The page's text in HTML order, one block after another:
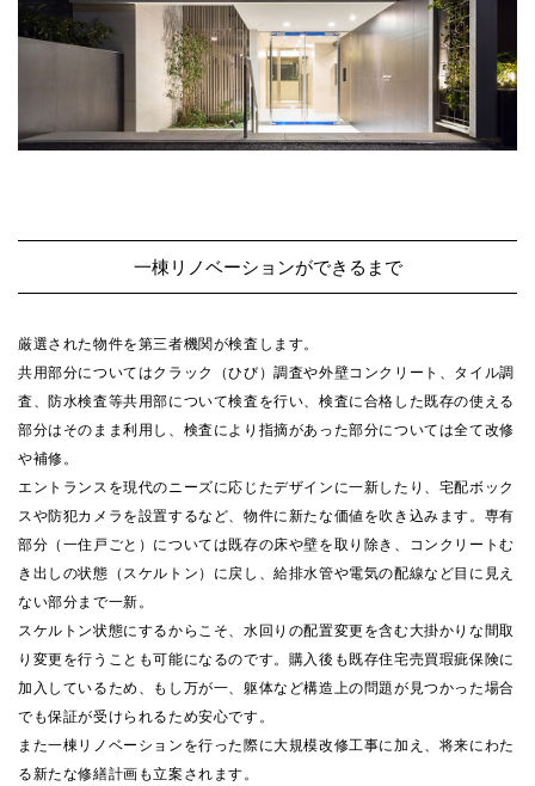
一棟リノベーションができるまで
厳選された物件を第三者機関が検査します。
共用部分についてはクラック（ひび）調査や外壁コンクリート、タイル調
査、防水検査等共用部について検査を行い、検査に合格した既存の使える
部分はそのまま利用し、検査により指摘があった部分については全て改修
や補修。
エントランスを現代のニーズに応じたデザインに一新したり、宅配ボック
スや防犯カメラを設置するなど、物件に新たな価値を吹き込みます。専有
部分（一住戸ごと）については既存の床や壁を取り除き、コンクリートむ
き出しの状態（スケルトン）に戻し、給排水管や電気の配線など目に見え
ない部分まで一新。
スケルトン状態にするからこそ、水回りの配置変更を含む大掛かりな間取
り変更を行うことも可能になるのです。購入後も既存住宅売買瑕疵保険に
加入しているため、もし万が一、躯体など構造上の問題が見つかった場合
でも保証が受けられるため安心です。
また一棟リノベーションを行った際に大規模改修工事に加え、将来にわた
る新たな修繕計画も立案されます。